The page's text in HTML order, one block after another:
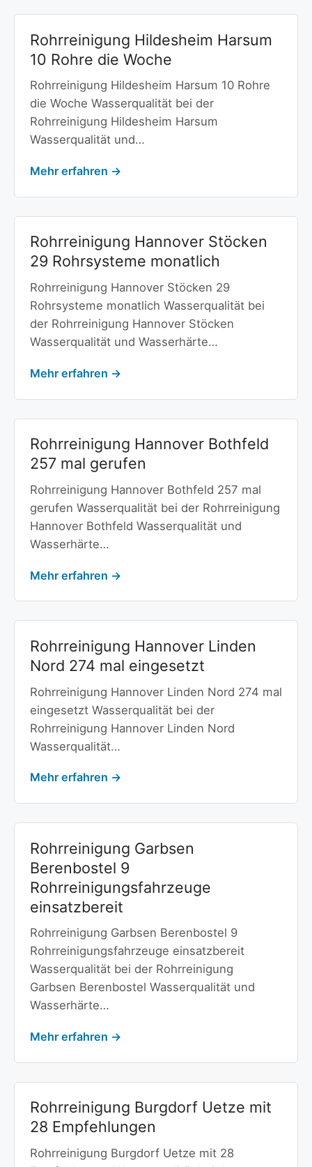
Rohrreinigung Hildesheim Harsum
10 Rohre die Woche
Rohrreinigung Hildesheim Harsum 10 Rohre
die Woche Wasserqualität bei der
Rohrreinigung Hildesheim Harsum
Wasserqualität und…
Mehr erfahren →
Rohrreinigung Hannover Stöcken
29 Rohrsysteme monatlich
Rohrreinigung Hannover Stöcken 29
Rohrsysteme monatlich Wasserqualität bei
der Rohrreinigung Hannover Stöcken
Wasserqualität und Wasserhärte…
Mehr erfahren →
Rohrreinigung Hannover Bothfeld
257 mal gerufen
Rohrreinigung Hannover Bothfeld 257 mal
gerufen Wasserqualität bei der Rohrreinigung
Hannover Bothfeld Wasserqualität und
Wasserhärte…
Mehr erfahren →
Rohrreinigung Hannover Linden
Nord 274 mal eingesetzt
Rohrreinigung Hannover Linden Nord 274 mal
eingesetzt Wasserqualität bei der
Rohrreinigung Hannover Linden Nord
Wasserqualität…
Mehr erfahren →
Rohrreinigung Garbsen
Berenbostel 9
Rohrreinigungsfahrzeuge
einsatzbereit
Rohrreinigung Garbsen Berenbostel 9
Rohrreinigungsfahrzeuge einsatzbereit
Wasserqualität bei der Rohrreinigung
Garbsen Berenbostel Wasserqualität und
Wasserhärte…
Mehr erfahren →
Rohrreinigung Burgdorf Uetze mit
28 Empfehlungen
Rohrreinigung Burgdorf Uetze mit 28